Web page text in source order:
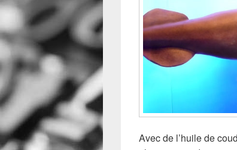
Avec de l’huile de